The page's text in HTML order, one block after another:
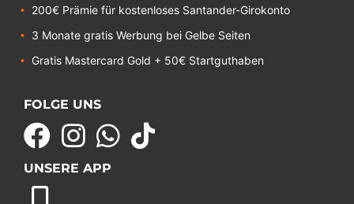
200€ Prämie für kostenloses Santander-Girokonto
3 Monate gratis Werbung bei Gelbe Seiten
Gratis Mastercard Gold + 50€ Startguthaben
FOLGE UNS
UNSERE APP